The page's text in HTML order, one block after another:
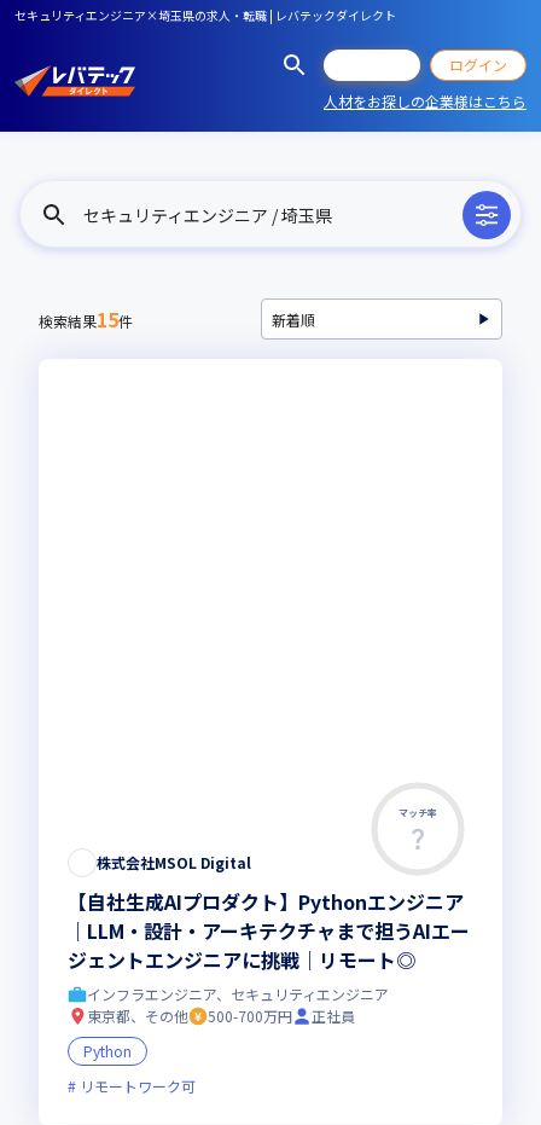
セキュリティエンジニア×埼玉県の求人・転職 | レバテックダイレクト
ログイン
人材をお探しの企業様はこちら
セキュリティエンジニア / 埼玉県
検索結果15件
マッチ率
株式会社MSOL Digital
【自社生成AIプロダクト】Pythonエンジニア
｜LLM・設計・アーキテクチャまで担うAIエー
ジェントエンジニアに挑戦｜リモート◎
インフラエンジニア、セキュリティエンジニア
東京都、その他
500-700万円
正社員
Python
リモートワーク可